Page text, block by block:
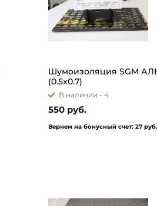
Шумоизоляция SGM
(0.5x0.7)
В наличии - 4
550 руб.
Вернем на бонусный счет: 27 руб.